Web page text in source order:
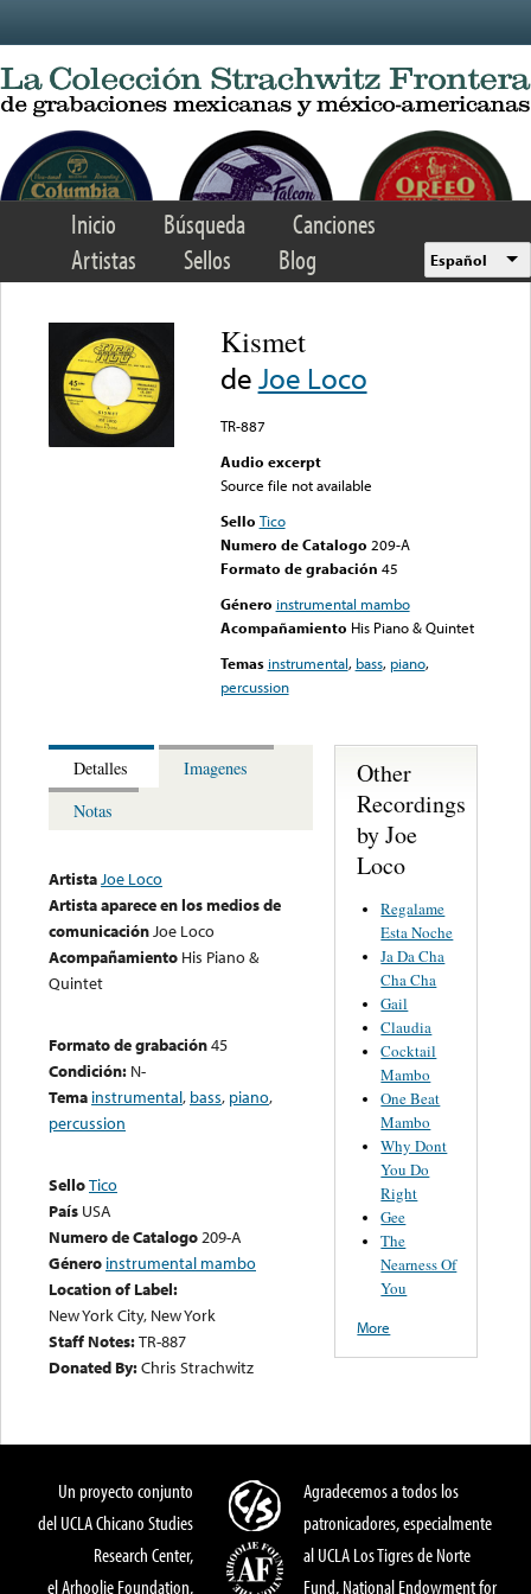
Inicio Búsqueda
Canciones
Artistas
Sellos Blog Español
Kismet
deJoe Loco
TR-887
Audio excerpt
Source file not available
Sello Tico
Numero de Catalogo 209-A
Formato de grabación 45
Género instrumental mambo
Acompañamiento His Piano & Quintet
Temas instrumental, bass, piano,
percussion
Detalles
Imagenes
Notas
ArtistaJoe Loco
Artista aparece en los medios de
comunicaciónJoe Loco
Acompañamiento His Piano &
Quintet
Formato de grabación45
Condición: N-
Tema instrumental, bass, piano,
percussion
SelloTico
País USA
Numero de Catalogo209-A
Género instrumental mambo
Location of Label:
New York City, New York
Staff Notes:TR-887
Donated By:Chris Strachwitz
Other
Recordings
by Joe
Loco
Regalame
Esta Noche
Ja Da Cha
Cha Cha
Gail
Claudia
Cocktail
Mambo
One Beat
Mambo
Why Dont
You Do
Right
Gee
The
Nearness Of
You
More
Un proyecto conjunto
del UCLA Chicano Studies
Research Center,
el Arhoolie Foundation,
Agradecemos a todos los
patronicadores, especialmente
al UCLA Los Tigres de Norte
Fund, National Endowment for